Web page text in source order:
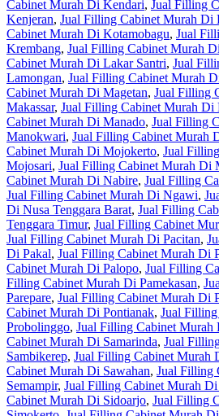
Cabinet Murah Di Kendari, Jual Filling
Kenjeran, Jual Filling Cabinet Murah Di
Cabinet Murah Di Kotamobagu, Jual
Krembang, Jual Filling Cabinet Murah
Cabinet Murah Di Lakar Santri, Jual
Lamongan, Jual Filling Cabinet Murah
Cabinet Murah Di Magetan, Jual Filling
Makassar, Jual Filling Cabinet Murah Di
Cabinet Murah Di Manado, Jual Filling
Manokwari, Jual Filling Cabinet Murah
Cabinet Murah Di Mojokerto, Jual
Mojosari, Jual Filling Cabinet Murah Di
Cabinet Murah Di Nabire, Jual Filling
Jual Filling Cabinet Murah Di Ngawi,
Di Nusa Tenggara Barat, Jual Filling
Tenggara Timur, Jual Filling Cabinet
Jual Filling Cabinet Murah Di Pacitan,
Di Pakal, Jual Filling Cabinet Murah Di
Cabinet Murah Di Palopo, Jual Filling
Filling Cabinet Murah Di Pamekasan,
Parepare, Jual Filling Cabinet Murah Di
Cabinet Murah Di Pontianak, Jual
Probolinggo, Jual Filling Cabinet Murah
Cabinet Murah Di Samarinda, Jual
Sambikerep, Jual Filling Cabinet Murah
Cabinet Murah Di Sawahan, Jual Filling
Semampir, Jual Filling Cabinet Murah Di
Cabinet Murah Di Sidoarjo, Jual Filling